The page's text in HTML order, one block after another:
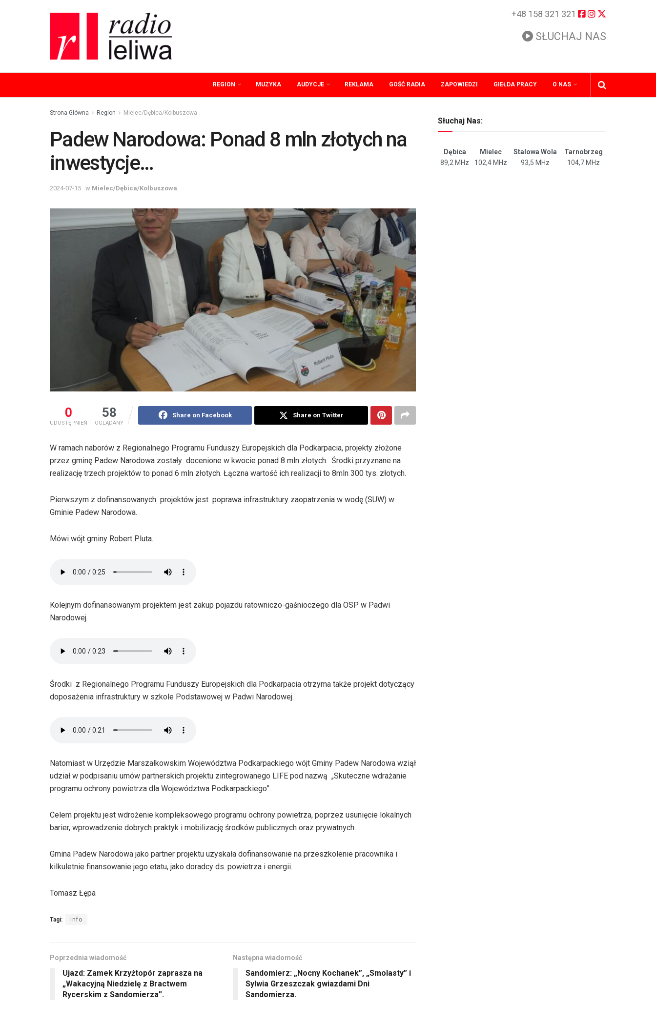
+48 158 321 321
SŁUCHAJ NAS
REGION MUZYKA AUDYCJE REKLAMA GOŚĆ RADIA ZAPOWIEDZI GIEŁDA PRACY O NAS
Strona Główna Region Mielec/Dębica/Kolbuszowa
Padew Narodowa: Ponad 8 mln złotych na
inwestycje…
2024-07-15 w Mielec/Dębica/Kolbuszowa
0
UDOSTĘPNIEŃ
58
OGLĄDANY
Share on Facebook Share on Twitter
W ramach naborów z Regionalnego Programu Funduszy Europejskich dla Podkarpacia, projekty złożone
przez gminę Padew Narodowa zostały docenione w kwocie ponad 8 mln złotych. Środki przyznane na
realizację trzech projektów to ponad 6 mln złotych. Łączna wartość ich realizacji to 8mln 300 tys. złotych.
Pierwszym z dofinansowanych projektów jest poprawa infrastruktury zaopatrzenia w wodę (SUW) w
Gminie Padew Narodowa.
Mówi wójt gminy Robert Pluta.
Kolejnym dofinansowanym projektem jest zakup pojazdu ratowniczo-gaśnioczego dla OSP w Padwi
Narodowej.
Środki z Regionalnego Programu Funduszy Europejskich dla Podkarpacia otrzyma także projekt dotyczący
doposażenia infrastruktury w szkole Podstawowej w Padwi Narodowej.
Natomiast w Urzędzie Marszałkowskim Województwa Podkarpackiego wójt Gminy Padew Narodowa wziął
udział w podpisaniu umów partnerskich projektu zintegrowanego LIFE pod nazwą „Skuteczne wdrażanie
programu ochrony powietrza dla Województwa Podkarpackiego”.
Celem projektu jest wdrożenie kompleksowego programu ochrony powietrza, poprzez usunięcie lokalnych
barier, wprowadzenie dobrych praktyk i mobilizację środków publicznych oraz prywatnych.
Gmina Padew Narodowa jako partner projektu uzyskała dofinansowanie na przeszkolenie pracownika i
kilkuletnie finansowanie jego etatu, jako doradcy ds. powietrza i energii.
Tomasz Łępa
Tagi: info
Poprzednia wiadomość
Ujazd: Zamek Krzyżtopór zaprasza na
„Wakacyjną Niedzielę z Bractwem
Rycerskim z Sandomierza”.
Następna wiadomość
Sandomierz: „Nocny Kochanek”, „Smolasty” i
Sylwia Grzeszczak gwiazdami Dni
Sandomierza.
Słuchaj Nas:
Dębica Mielec Stalowa Wola
Tarnobrzeg
89,2 MHz
102,4 MHz 93,5 MHz 104,7 MHz